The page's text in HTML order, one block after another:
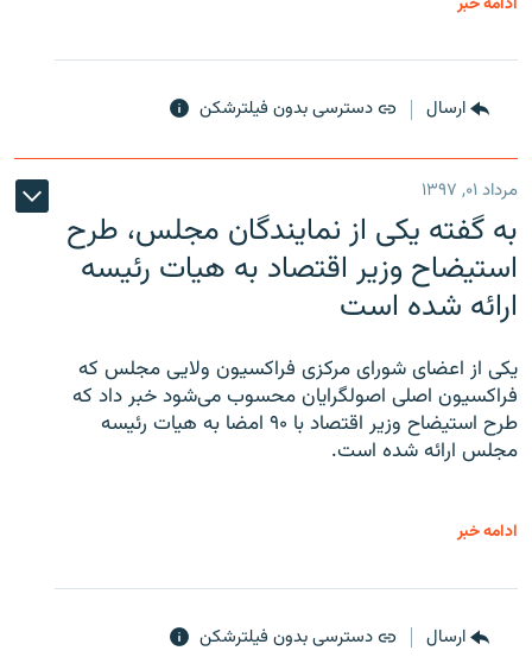
ارسال دسترسی بدون فیلترشکن
مرداد ۰۱, ۱۳۹۷
به گفته یکی از نمایندگان مجلس، طرح
استیضاح وزیر اقتصاد به هیات رئیسه
ارائه شده است
یکی از اعضای شورای مرکزی فراکسیون ولایی مجلس که
فراکسیون اصلی اصولگرایان محسوب می‌شود خبر داد که
طرح استیضاح وزیر اقتصاد با ۹۰ امضا به هیات رئیسه
مجلس ارائه شده است.
ادامه خبر
ارسال دسترسی بدون فیلترشکن